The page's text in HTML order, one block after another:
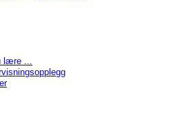
lære ...